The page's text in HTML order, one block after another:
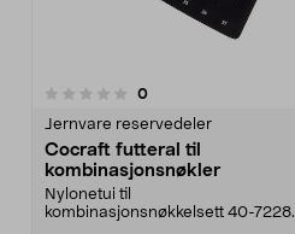
0anmeldelser
Jernvare reservedeler
Cocraft futteral til
kombinasjonsnøkler
Nylonetui til
kombinasjonsnøkkelsett 40-7228.